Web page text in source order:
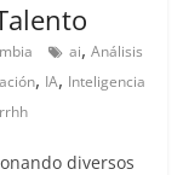
ai,Análisis
, IA, Inteligencia
rrhh
diversos